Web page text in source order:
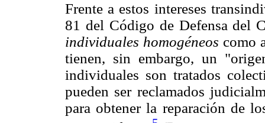
Frente a estos intereses
81 del Código de Defensa del
individuales homogéneos como
tienen, sin embargo, un
individuales son tratados
pueden ser reclamados
para obtener la reparación de